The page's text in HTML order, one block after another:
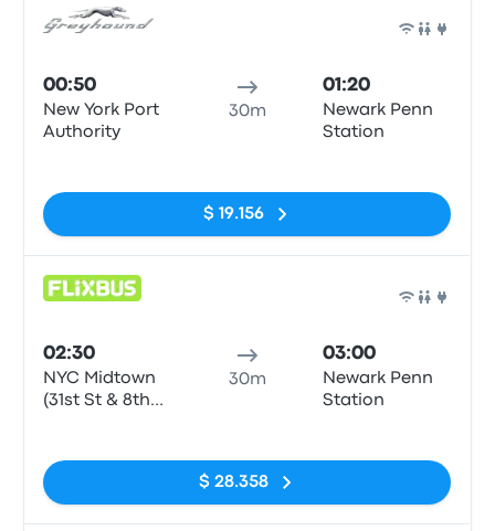
00:50
New York Port
Authority
30m
01:20
Newark Penn
Station
$ 19.156
02:30
NYC Midtown
(31st St & 8th
30m
03:00
Newark Penn
Station
$ 28.358